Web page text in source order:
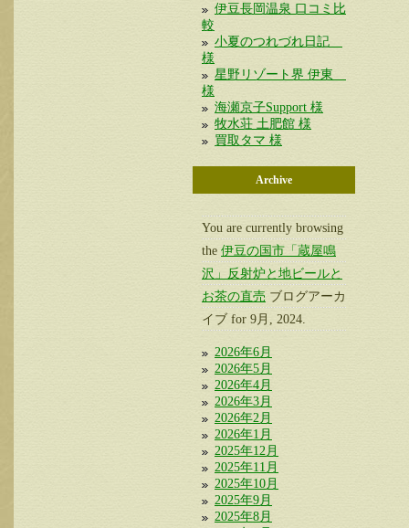
伊豆長岡温泉 口コミ比
較
小夏のつれづれ日記
様
星野リゾート界 伊東
様
海瀬京子Support 様
牧水荘 土肥館 様
買取タマ 様
Archive
You are currently browsing
the 伊豆の国市「蔵屋鳴
沢」反射炉と地ビールと
お茶の直売 ブログアーカ
イブ for 9月, 2024.
2026年6月
2026年5月
2026年4月
2026年3月
2026年2月
2026年1月
2025年12月
2025年11月
2025年10月
2025年9月
2025年8月